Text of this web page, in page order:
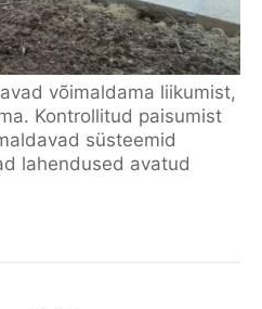
võimaldama liikumist,
Kontrollitud paisumist
süsteemid
lahendused avatud